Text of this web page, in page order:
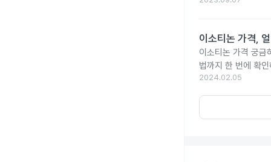
이소티논 가격,
이소티논 가격 궁금
법까지 한 번에 확
2024.02.05